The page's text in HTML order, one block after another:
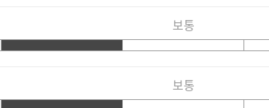
보통
보통